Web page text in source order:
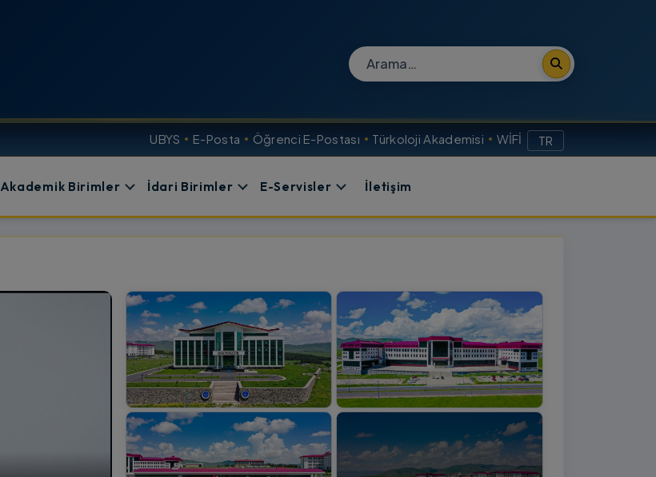
Site içi arama
UBYS E-Posta Öğrenci E-Postası Türkoloji Akademisi WİFİ TR
Akademik Birimler İdari Birimler E-Servisler İletişim